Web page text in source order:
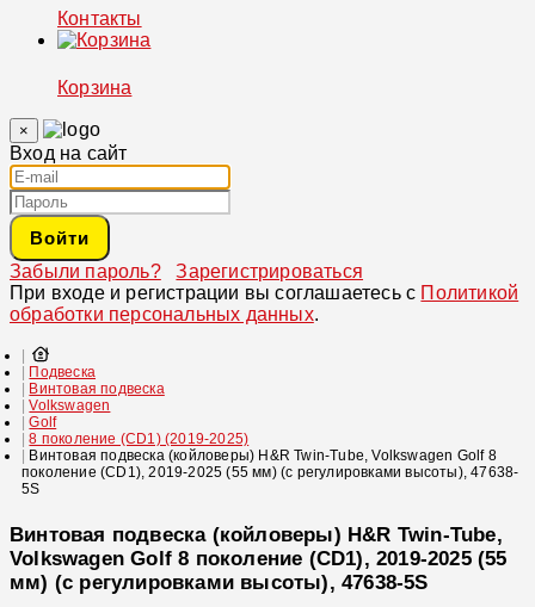
Контакты
Корзина
×
Вход на сайт
Войти
Забыли пароль?
Зарегистрироваться
При входе и регистрации вы соглашаетесь с Политикой
обработки персональных данных.
Подвеска
Винтовая подвеска
Volkswagen
Golf
8 поколение (CD1) (2019-2025)
Винтовая подвеска (койловеры) H&R Twin-Tube, Volkswagen Golf 8
поколение (CD1), 2019-2025 (55 мм) (с регулировками высоты), 47638-
5S
Винтовая подвеска (койловеры) H&R Twin-Tube,
Volkswagen Golf 8 поколение (CD1), 2019-2025 (55
мм) (с регулировками высоты), 47638-5S